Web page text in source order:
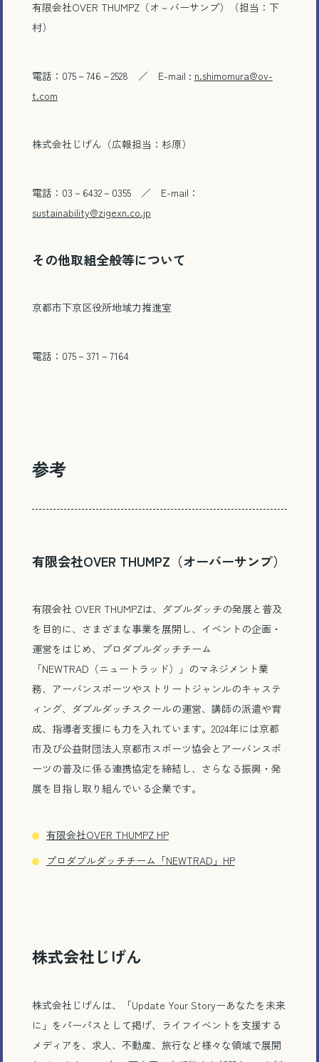
有限会社OVER THUMPZ（オ－バーサンプ）（担当：下
村）
電話：075－746－2528 ／ E-mail : n.shimomura@ov-
t.com
株式会社じげん（広報担当：杉原）
電話：03－6432－0355 ／ E-mail：
sustainability@zigexn.co.jp
その他取組全般等について
京都市下京区役所地域力推進室
電話：075－371－7164
参考
有限会社OVER THUMPZ（オーバーサンプ）
有限会社 OVER THUMPZは、ダブルダッチの発展と普及
を目的に、さまざまな事業を展開し、イベントの企画・
運営をはじめ、プロダブルダッチチーム
「NEWTRAD（ニュートラッド）」のマネジメント業
務、アーバンスポーツやストリートジャンルのキャステ
ィング、ダブルダッチスクールの運営、講師の派遣や育
成、指導者支援にも力を入れています。2024年には京都
市及び公益財団法人京都市スポーツ協会とアーバンスポ
ーツの普及に係る連携協定を締結し、さらなる振興・発
展を目指し取り組んでいる企業です。
有限会社OVER THUMPZ HP
プロダブルダッチチーム「NEWTRAD」HP
株式会社じげん
株式会社じげんは、「Update Your Storyーあなたを未来
に」をパーパスとして掲げ、ライフイベントを支援する
メディアを、求人、不動産、旅行など様々な領域で展開